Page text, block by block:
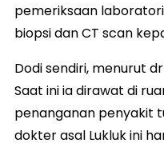
pemeriksaan
biopsi dan CT scan
Dodi sendiri, menurut
Saat ini ia dirawat di
penanganan penyakit
dokter asal Lukluk ini